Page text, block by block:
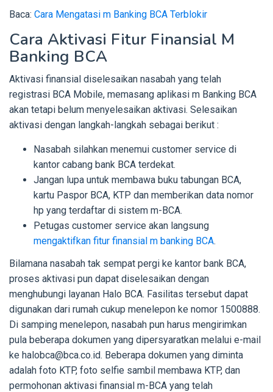
Baca: Cara Mengatasi m Banking BCA Terblokir
Cara Aktivasi Fitur Finansial M
Banking BCA
Aktivasi finansial diselesaikan nasabah yang telah
registrasi BCA Mobile, memasang aplikasi m Banking BCA
akan tetapi belum menyelesaikan aktivasi. Selesaikan
aktivasi dengan langkah-langkah sebagai berikut :
Nasabah silahkan menemui customer service di
kantor cabang bank BCA terdekat.
Jangan lupa untuk membawa buku tabungan BCA,
kartu Paspor BCA, KTP dan memberikan data nomor
hp yang terdaftar di sistem m-BCA.
Petugas customer service akan langsung
mengaktifkan fitur finansial m banking BCA.
Bilamana nasabah tak sempat pergi ke kantor bank BCA,
proses aktivasi pun dapat diselesaikan dengan
menghubungi layanan Halo BCA. Fasilitas tersebut dapat
digunakan dari rumah cukup menelepon ke nomor 1500888.
Di samping menelepon, nasabah pun harus mengirimkan
pula beberapa dokumen yang dipersyaratkan melalui e-mail
ke halobca@bca.co.id. Beberapa dokumen yang diminta
adalah foto KTP, foto selfie sambil membawa KTP, dan
permohonan aktivasi finansial m-BCA yang telah